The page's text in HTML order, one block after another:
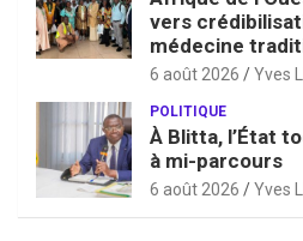
vers
médecine
6 août 2026 Yves
POLITIQUE
À Blitta, l’État
à mi-parcours
6 août 2026 Yves